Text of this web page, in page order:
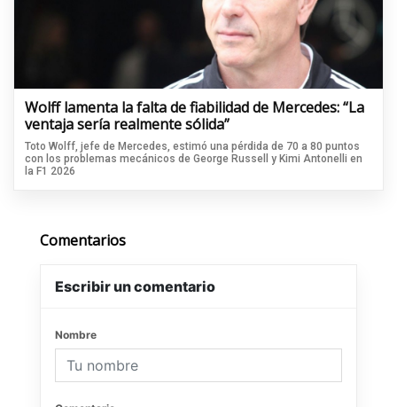
Wolff lamenta la falta de fiabilidad de Mercedes: “La
ventaja sería realmente sólida”
Toto Wolff, jefe de Mercedes, estimó una pérdida de 70 a 80 puntos
con los problemas mecánicos de George Russell y Kimi Antonelli en
la F1 2026
Comentarios
Escribir un comentario
Nombre